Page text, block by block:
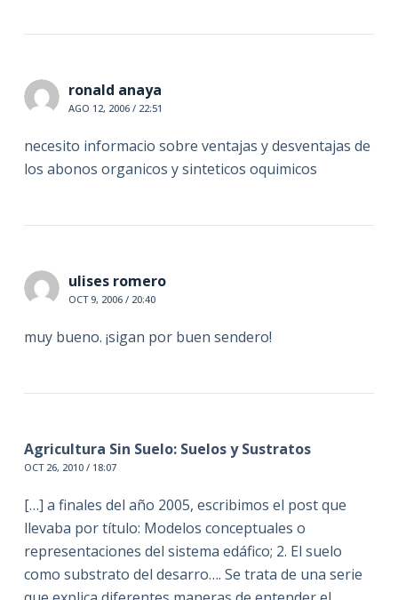
ronald anaya
AGO 12, 2006 / 22:51
necesito informacio sobre ventajas y desventajas de
los abonos organicos y sinteticos oquimicos
ulises romero
OCT 9, 2006 / 20:40
muy bueno. ¡sigan por buen sendero!
Agricultura Sin Suelo: Suelos y Sustratos
OCT 26, 2010 / 18:07
[…] a finales del año 2005, escribimos el post que
llevaba por título: Modelos conceptuales o
representaciones del sistema edáfico; 2. El suelo
como substrato del desarro…. Se trata de una serie